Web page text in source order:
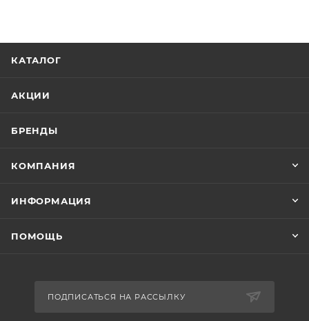
КАТАЛОГ
АКЦИИ
БРЕНДЫ
КОМПАНИЯ
ИНФОРМАЦИЯ
ПОМОЩЬ
ПОДПИСАТЬСЯ НА РАССЫЛКУ